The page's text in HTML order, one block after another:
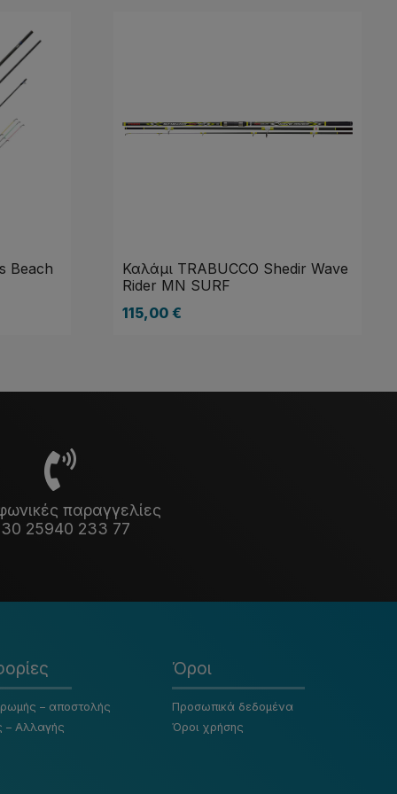
Beach
Καλάμι TRABUCCO Shedir Wave
Rider MN SURF
115,00 €
παραγγελίες
25940 233 77
– αποστολής
– Αλλαγής
Όροι
Προσωπικά δεδομένα
Όροι χρήσης